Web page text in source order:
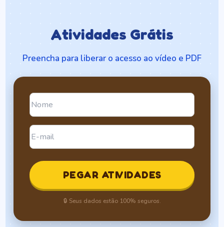
Atividades Grátis
Preencha para liberar o acesso ao vídeo e PDF
PEGAR ATIVIDADES
🔒 Seus dados estão 100% seguros.